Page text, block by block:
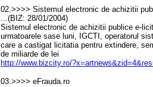
02.>>>> Sistemul electronic de achizitii
...(BIZ: 28/01/2004)
Sistemul electronic de achizitii publice e-
urmatoarele sase luni, IGCTI, operatorul
care a castigat licitatia pentru extindere,
de miliarde de lei
http://www.bizcity.ro/
03.>>>> eFrauda.ro